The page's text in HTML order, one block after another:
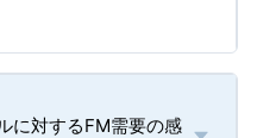
に対するFM需要の感